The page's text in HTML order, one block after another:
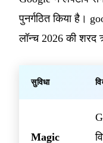
पुनर्गठित किया है।
लॉन्च 2026 की शरद
सुविधा
Magic